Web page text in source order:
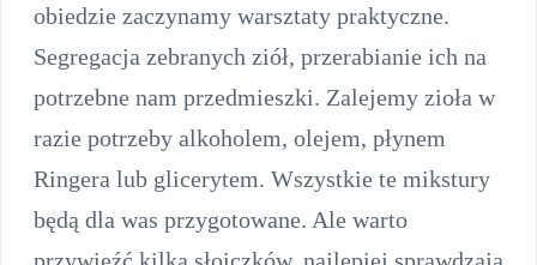
obiedzie zaczynamy warsztaty praktyczne.
Segregacja zebranych ziół, przerabianie ich na
potrzebne nam przedmieszki. Zalejemy zioła w
razie potrzeby alkoholem, olejem, płynem
Ringera lub glicerytem. Wszystkie te mikstury
będą dla was przygotowane. Ale warto